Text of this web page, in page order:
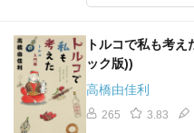
トルコで私も考
ック版))
高橋由佳利
265 3.83